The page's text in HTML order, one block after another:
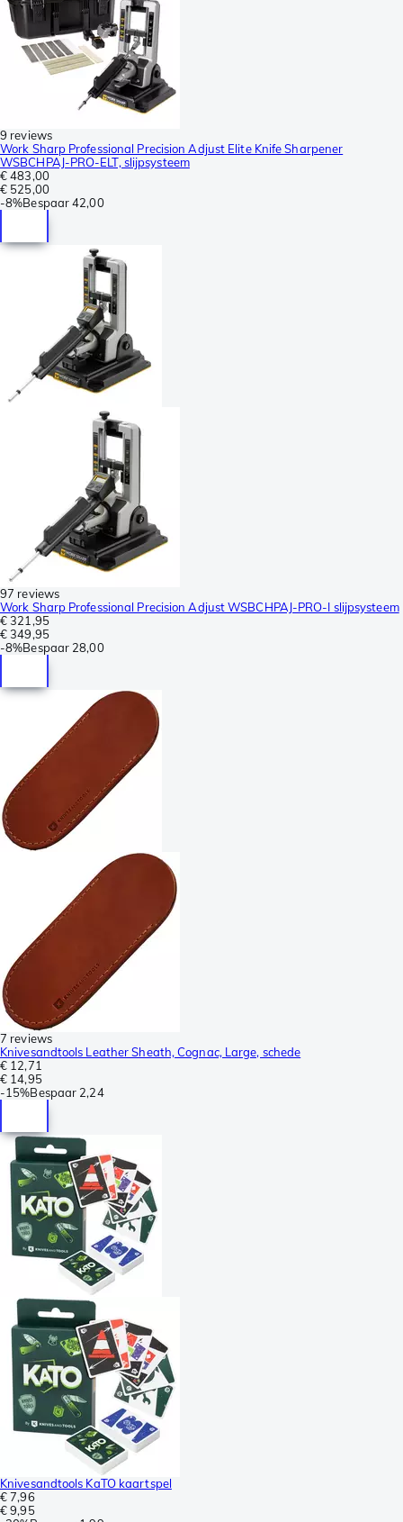
9 reviews
Work Sharp Professional Precision Adjust Elite Knife Sharpener
WSBCHPAJ-PRO-ELT, slijpsysteem
€ 483,00
€ 525,00
-8%Bespaar42,00
97 reviews
Work Sharp Professional Precision Adjust WSBCHPAJ-PRO-I slijpsysteem
€ 321,95
€ 349,95
-8%Bespaar 28,00
7 reviews
Knivesandtools Leather Sheath, Cognac, Large, schede
€ 12,71
€ 14,95
-15%Bespaar 2,24
Knivesandtools KaTO kaartspel
€ 7,96
€ 9,95